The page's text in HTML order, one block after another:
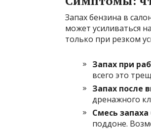
Запах бензина в
может усиливаться
только при резком
Запах при
всего это
Запах после
дренажного
Смесь
поддоне.